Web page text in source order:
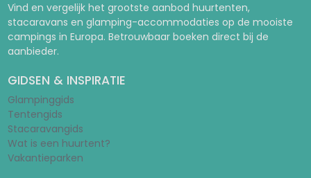
Vind en vergelijk het grootste aanbod huurtenten,
stacaravans en glamping-accommodaties op de mooiste
campings in Europa. Betrouwbaar boeken direct bij de
aanbieder.
GIDSEN & INSPIRATIE
Glampinggids
Tentengids
Stacaravangids
Wat is een huurtent?
Vakantieparken